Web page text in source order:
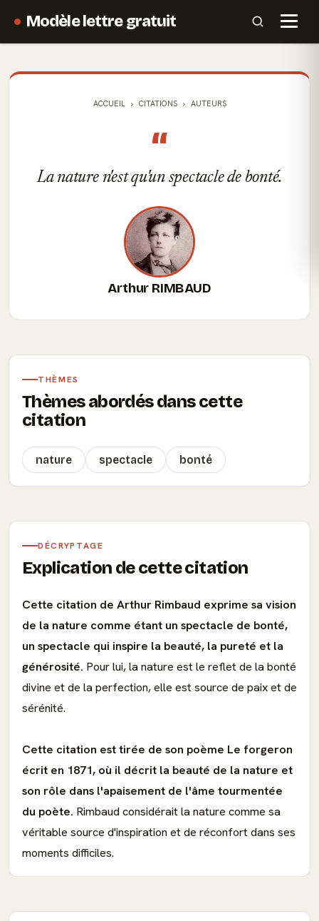
Modèle lettre gratuit
ACCUEIL CITATIONS AUTEURS
“
La nature n'est qu'un spectacle de bonté.
Arthur RIMBAUD
THÈMES
Thèmes abordés dans cette
citation
nature spectacle bonté
DÉCRYPTAGE
Explication de cette citation
Cette citation de Arthur Rimbaud exprime sa vision
de la nature comme étant un spectacle de bonté,
un spectacle qui inspire la beauté, la pureté et la
générosité. Pour lui, la nature est le reflet de la bonté
divine et de la perfection, elle est source de paix et de
sérénité.
Cette citation est tirée de son poème Le forgeron
écrit en 1871, où il décrit la beauté de la nature et
son rôle dans l'apaisement de l'âme tourmentée
du poète. Rimbaud considérait la nature comme sa
véritable source d'inspiration et de réconfort dans ses
moments difficiles.